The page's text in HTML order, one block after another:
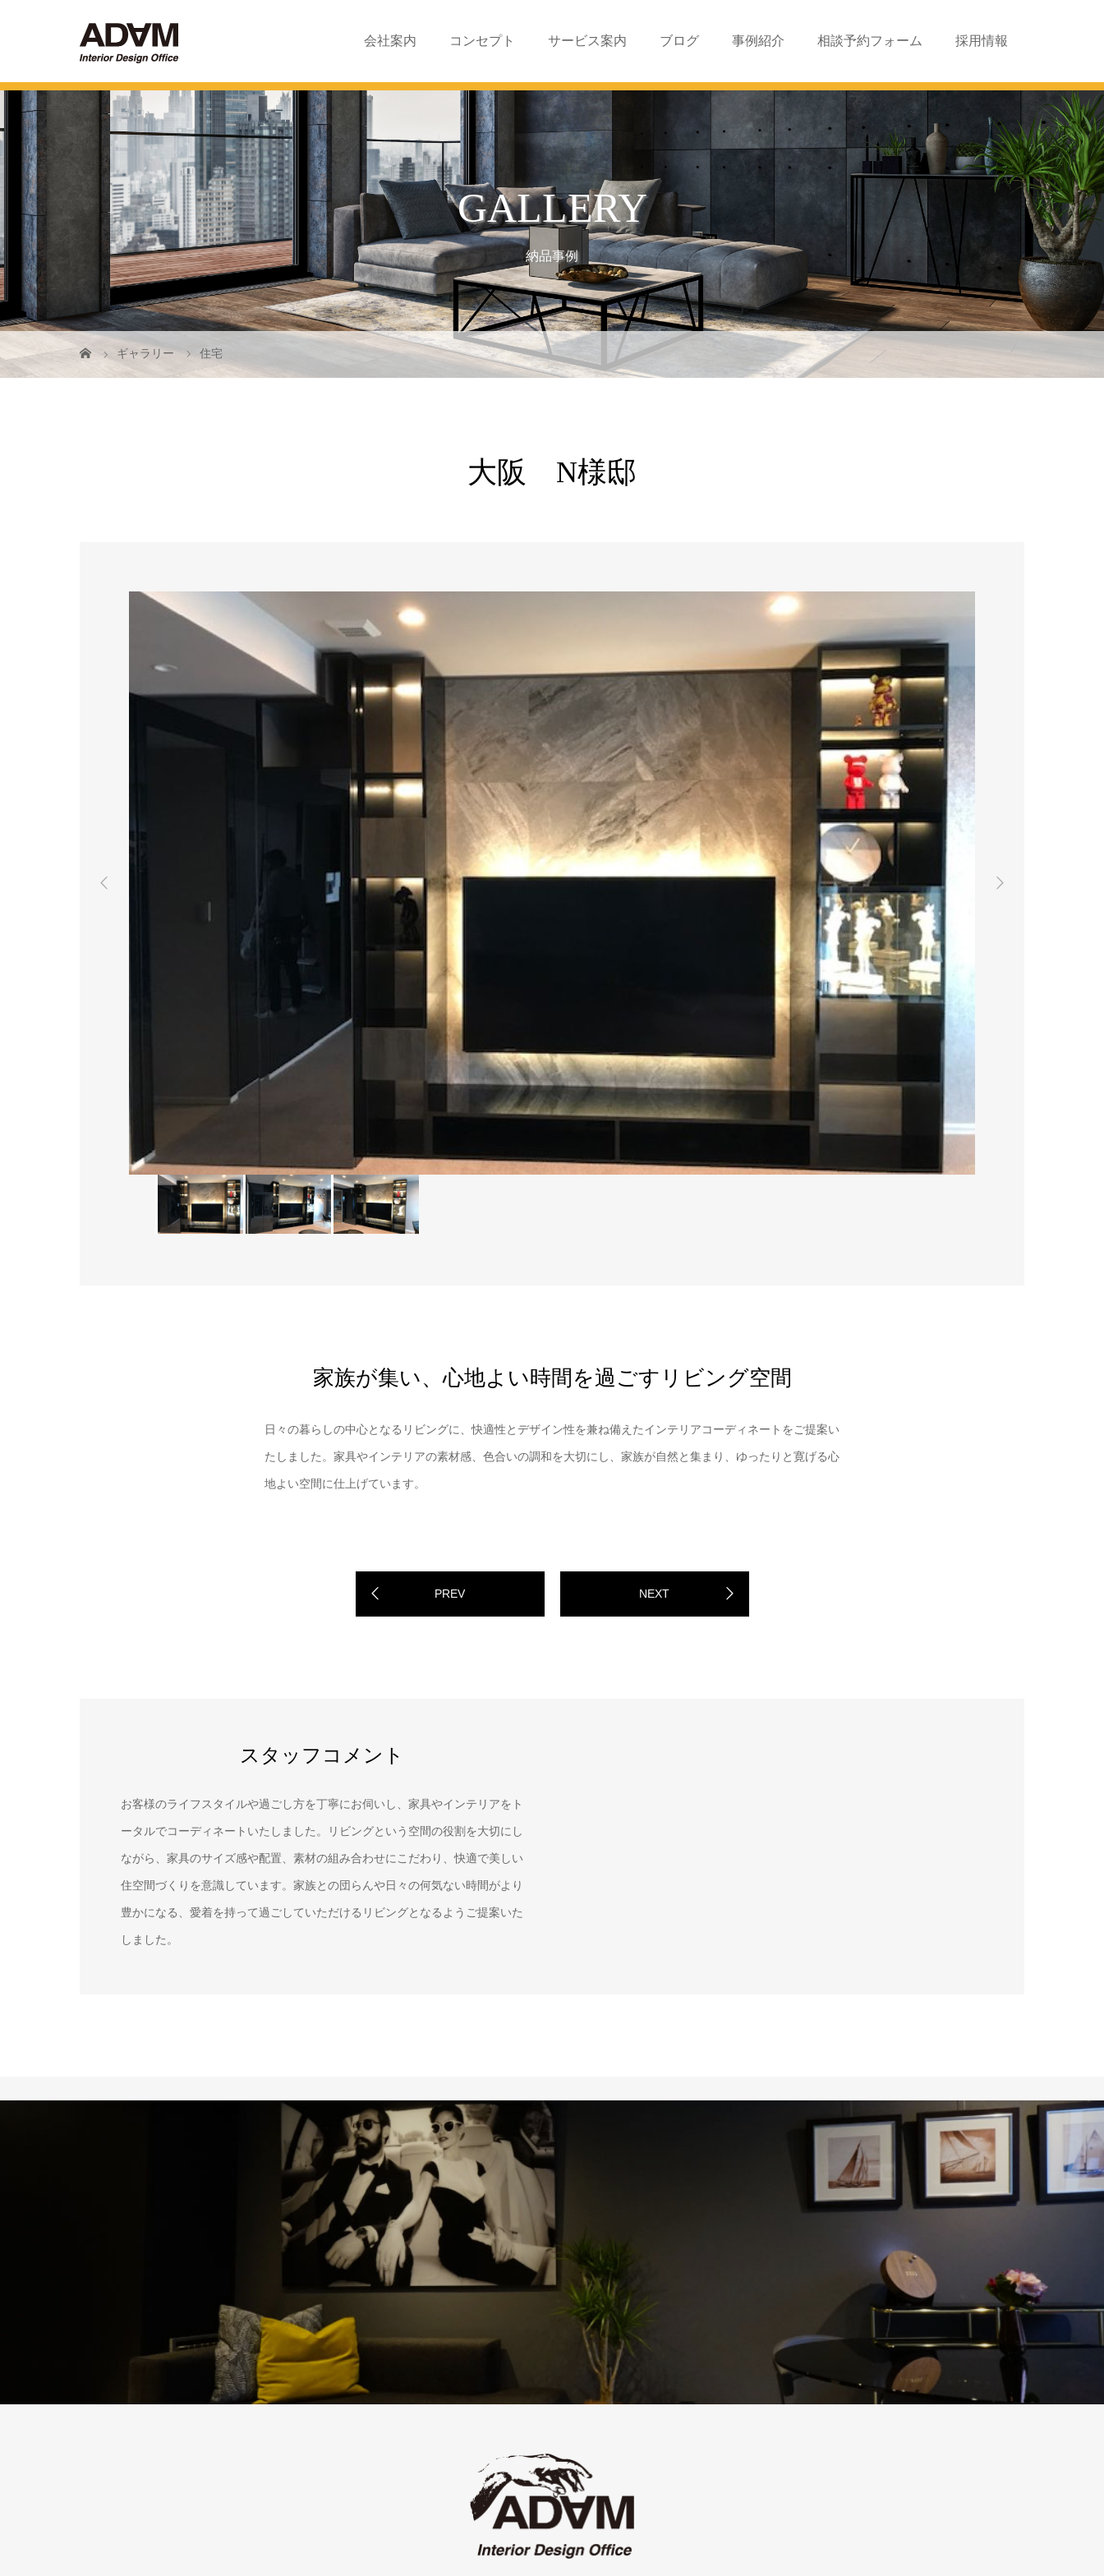
会社案内 コンセプト サービス案内 ブログ 事例紹介 相談予約フォーム 採用情報
GALLERY
納品事例
ギャラリー 住宅
大阪 N様邸
家族が集い、心地よい時間を過ごすリビング空間
日々の暮らしの中心となるリビングに、快適性とデザイン性を兼ね備えたインテリアコーディネートをご提案い
たしました。家具やインテリアの素材感、色合いの調和を大切にし、家族が自然と集まり、ゆったりと寛げる心
地よい空間に仕上げています。
PREV NEXT
スタッフコメント
お客様のライフスタイルや過ごし方を丁寧にお伺いし、家具やインテリアをト
ータルでコーディネートいたしました。リビングという空間の役割を大切にし
ながら、家具のサイズ感や配置、素材の組み合わせにこだわり、快適で美しい
住空間づくりを意識しています。家族との団らんや日々の何気ない時間がより
豊かになる、愛着を持って過ごしていただけるリビングとなるようご提案いた
しました。